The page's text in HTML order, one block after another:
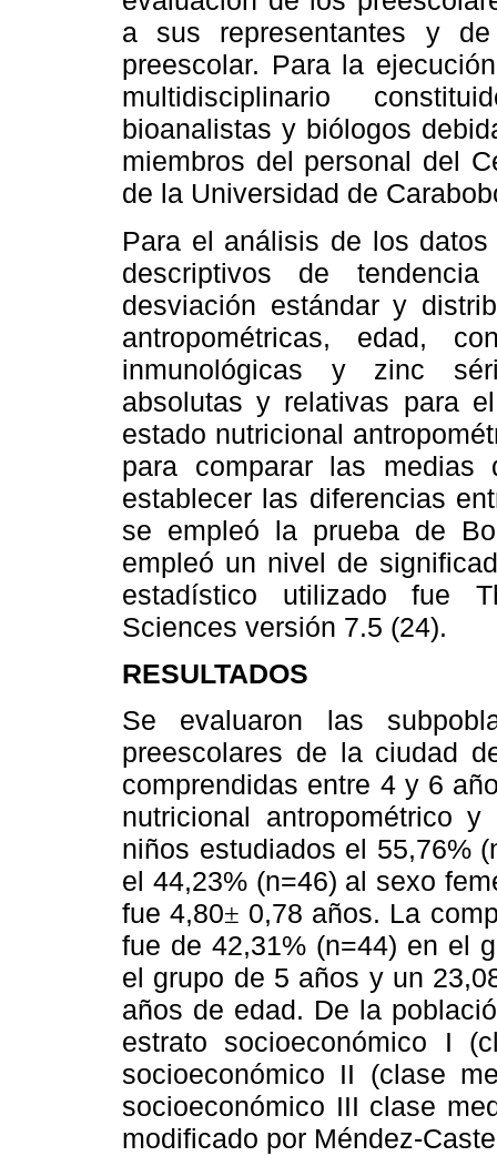
a sus representantes y
preescolar. Para la
multidisciplinario
bioanalistas y biólogos
miembros del personal del
de la Universidad de
Para el análisis de los
descriptivos de
desviación estándar y
antropométricas, edad,
inmunológicas y zinc
absolutas y relativas para
estado nutricional
para comparar las
establecer las diferencias
se empleó la prueba de
empleó un nivel de
estadístico utilizado fue
Sciences versión 7.5 (24).
RESULTADOS
Se evaluaron las
preescolares de la ciudad
comprendidas entre 4 y 6
nutricional antropométrico
niños estudiados el 55,76%
el 44,23% (n=46) al sexo
fue 4,80± 0,78 años. La
fue de 42,31% (n=44) en el
el grupo de 5 años y un
años de edad. De la
estrato socioeconómico I
socioeconómico II (clase
socioeconómico III clase
modificado por Méndez-